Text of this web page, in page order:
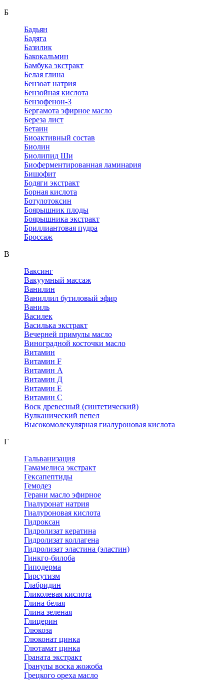
Б
Бадьян
Бадяга
Базилик
Бакокальмин
Бамбука экстракт
Белая глина
Бензоат натрия
Бензойная кислота
Бензофенон-3
Бергамота эфирное масло
Береза лист
Бетаин
Биоактивный состав
Биолин
Биолипид Ши
Биоферментированная ламинария
Бишофит
Бодяги экстракт
Борная кислота
Ботулотоксин
Боярышник плоды
Боярышника экстракт
Бриллиантовая пудра
Броссаж
В
Ваксинг
Вакуумный массаж
Ванилин
Ваниллил бутиловый эфир
Ваниль
Василек
Василька экстракт
Вечерней примулы масло
Виноградной косточки масло
Витамин
Витамин F
Витамин А
Витамин Д
Витамин Е
Витамин С
Воск древесный (синтетический)
Вулканический пепел
Высокомолекулярная гиалуроновая кислота
Г
Гальванизация
Гамамелиса экстракт
Гексапептиды
Гемодез
Герани масло эфирное
Гиалуронат натрия
Гиалуроновая кислота
Гидроксан
Гидролизат кератина
Гидролизат коллагена
Гидролизат эластина (эластин)
Гинкго-билоба
Гиподерма
Гирсутизм
Глабридин
Гликолевая кислота
Глина белая
Глина зеленая
Глицерин
Глюкоза
Глюконат цинка
Глютамат цинка
Граната экстракт
Гранулы воска жожоба
Грецкого ореха масло